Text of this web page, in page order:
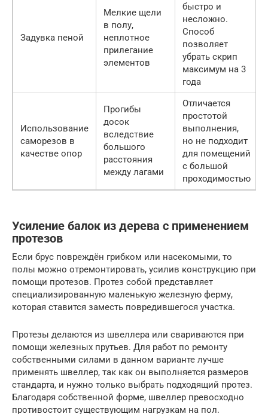
Задувка пеной
Мелкие щели
в полу,
неплотное
прилегание
элементов
быстро и
несложно.
Способ
позволяет
убрать скрип
максимум на 3
года
Использование
саморезов в
качестве опор
Прогибы
досок
вследствие
большого
расстояния
между лагами
Отличается
простотой
выполнения,
но не подходит
для помещений
с большой
проходимостью
Усиление балок из дерева с применением
протезов
Если брус повреждён грибком или насекомыми, то
полы можно отремонтировать, усилив конструкцию при
помощи протезов. Протез собой представляет
специализированную маленькую железную ферму,
которая ставится заместь повредившегося участка.
Протезы делаются из швеллера или свариваются при
помощи железных прутьев. Для работ по ремонту
собственными силами в данном варианте лучше
применять швеллер, так как он выполняется размеров
стандарта, и нужно только выбрать подходящий протез.
Благодаря собственной форме, швеллер превосходно
противостоит существующим нагрузкам на пол.